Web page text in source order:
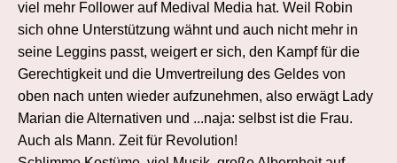
viel mehr Follower auf Medival Media hat. Weil Robin
sich ohne Unterstützung wähnt und auch nicht mehr in
seine Leggins passt, weigert er sich, den Kampf für die
Gerechtigkeit und die Umvertreilung des Geldes von
oben nach unten wieder aufzunehmen, also erwägt Lady
Marian die Alternativen und ...naja: selbst ist die Frau.
Auch als Mann. Zeit für Revolution!